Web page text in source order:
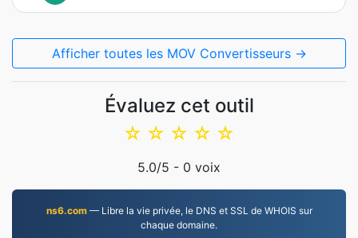
Afficher toutes les MOV Convertisseurs →
Évaluez cet outil
☆
☆
☆
☆
☆
5.0/5 - 0 voix
ns6.com— Libre la vie privée, le DNS et SSL de WHOIS sur
chaque domaine.